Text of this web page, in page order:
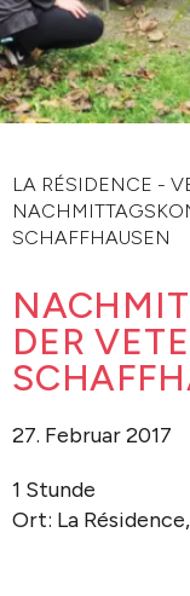
LA RÉSIDENCE -
SCHAFFHAUSEN
DER
27. Februar 2017
1 Stunde
Ort: La